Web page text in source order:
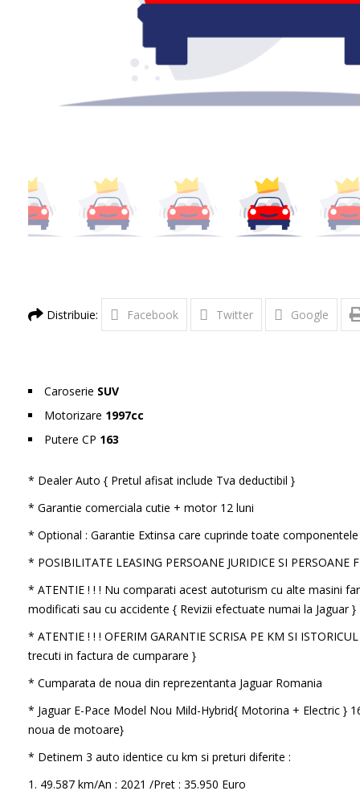
Distribuie: Facebook Twitter Google
Caroserie SUV
Motorizare 1997cc
Putere CP 163
* Dealer Auto { Pretul afisat include Tva deductibil }
* Garantie comerciala cutie + motor 12 luni
* Optional : Garantie Extinsa care cuprinde toate
* POSIBILITATE LEASING PERSOANE JURIDICE SI PERSOANE
* ATENTIE ! ! ! Nu comparati acest autoturism cu alte masini
modificati sau cu accidente { Revizii efectuate numai la Jaguar }
* ATENTIE ! ! ! OFERIM GARANTIE SCRISA PE KM SI
trecuti in factura de cumparare }
* Cumparata de noua din reprezentanta Jaguar Romania
* Jaguar E-Pace Model Nou Mild-Hybrid{ Motorina + Electric }
noua de motoare}
* Detinem 3 auto identice cu km si preturi diferite :
1. 49.587 km/An : 2021 /Pret : 35.950 Euro